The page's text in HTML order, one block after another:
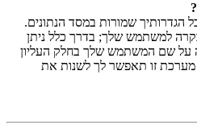
שמורות במסד הנתונים.
למשתמש שלך; בדרך כלל ניתן
על שם המשתמש שלך בחלק העליון
מערכת זו תאפשר לך לשנות את